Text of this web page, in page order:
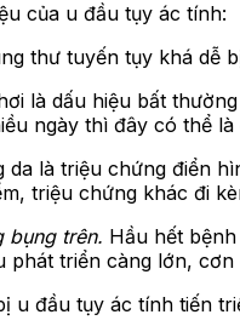
của u đầu tụy ác tính:
thư tuyến tụy khá dễ
là dấu hiệu bất
ngày thì đây có thể
da là triệu chứng điển
triệu chứng khác đi
bụng trên. Hầu hết
phát triển càng lớn,
u đầu tụy ác tính tiến